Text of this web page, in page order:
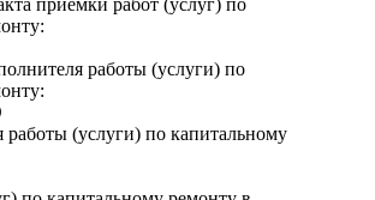
приемки работ (услуг) по
работы (услуги) по
(услуги) по капитальному